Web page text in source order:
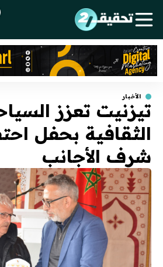
الأخبار
تيزنيت تعزز
الثقافية بحفل
شرف الأجانب